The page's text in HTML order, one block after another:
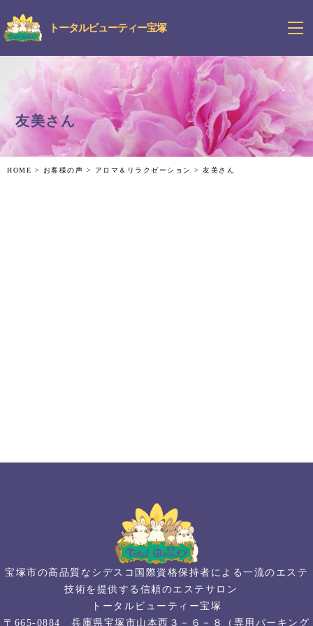
トータルビューティー宝塚
友美さん
HOME > お客様の声 > アロマ＆リラクゼーション > 友美さん
宝塚市の高品質なシデスコ国際資格保持者による一流のエステ
技術を提供する信頼のエステサロン
トータルビューティー宝塚
〒665-0884 兵庫県宝塚市山本西３－６－８（専用パーキング